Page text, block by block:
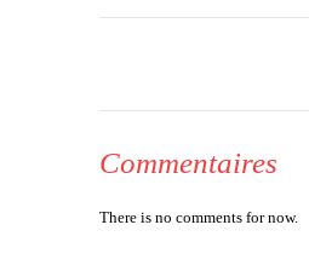
Commentaires
There is no comments for now.